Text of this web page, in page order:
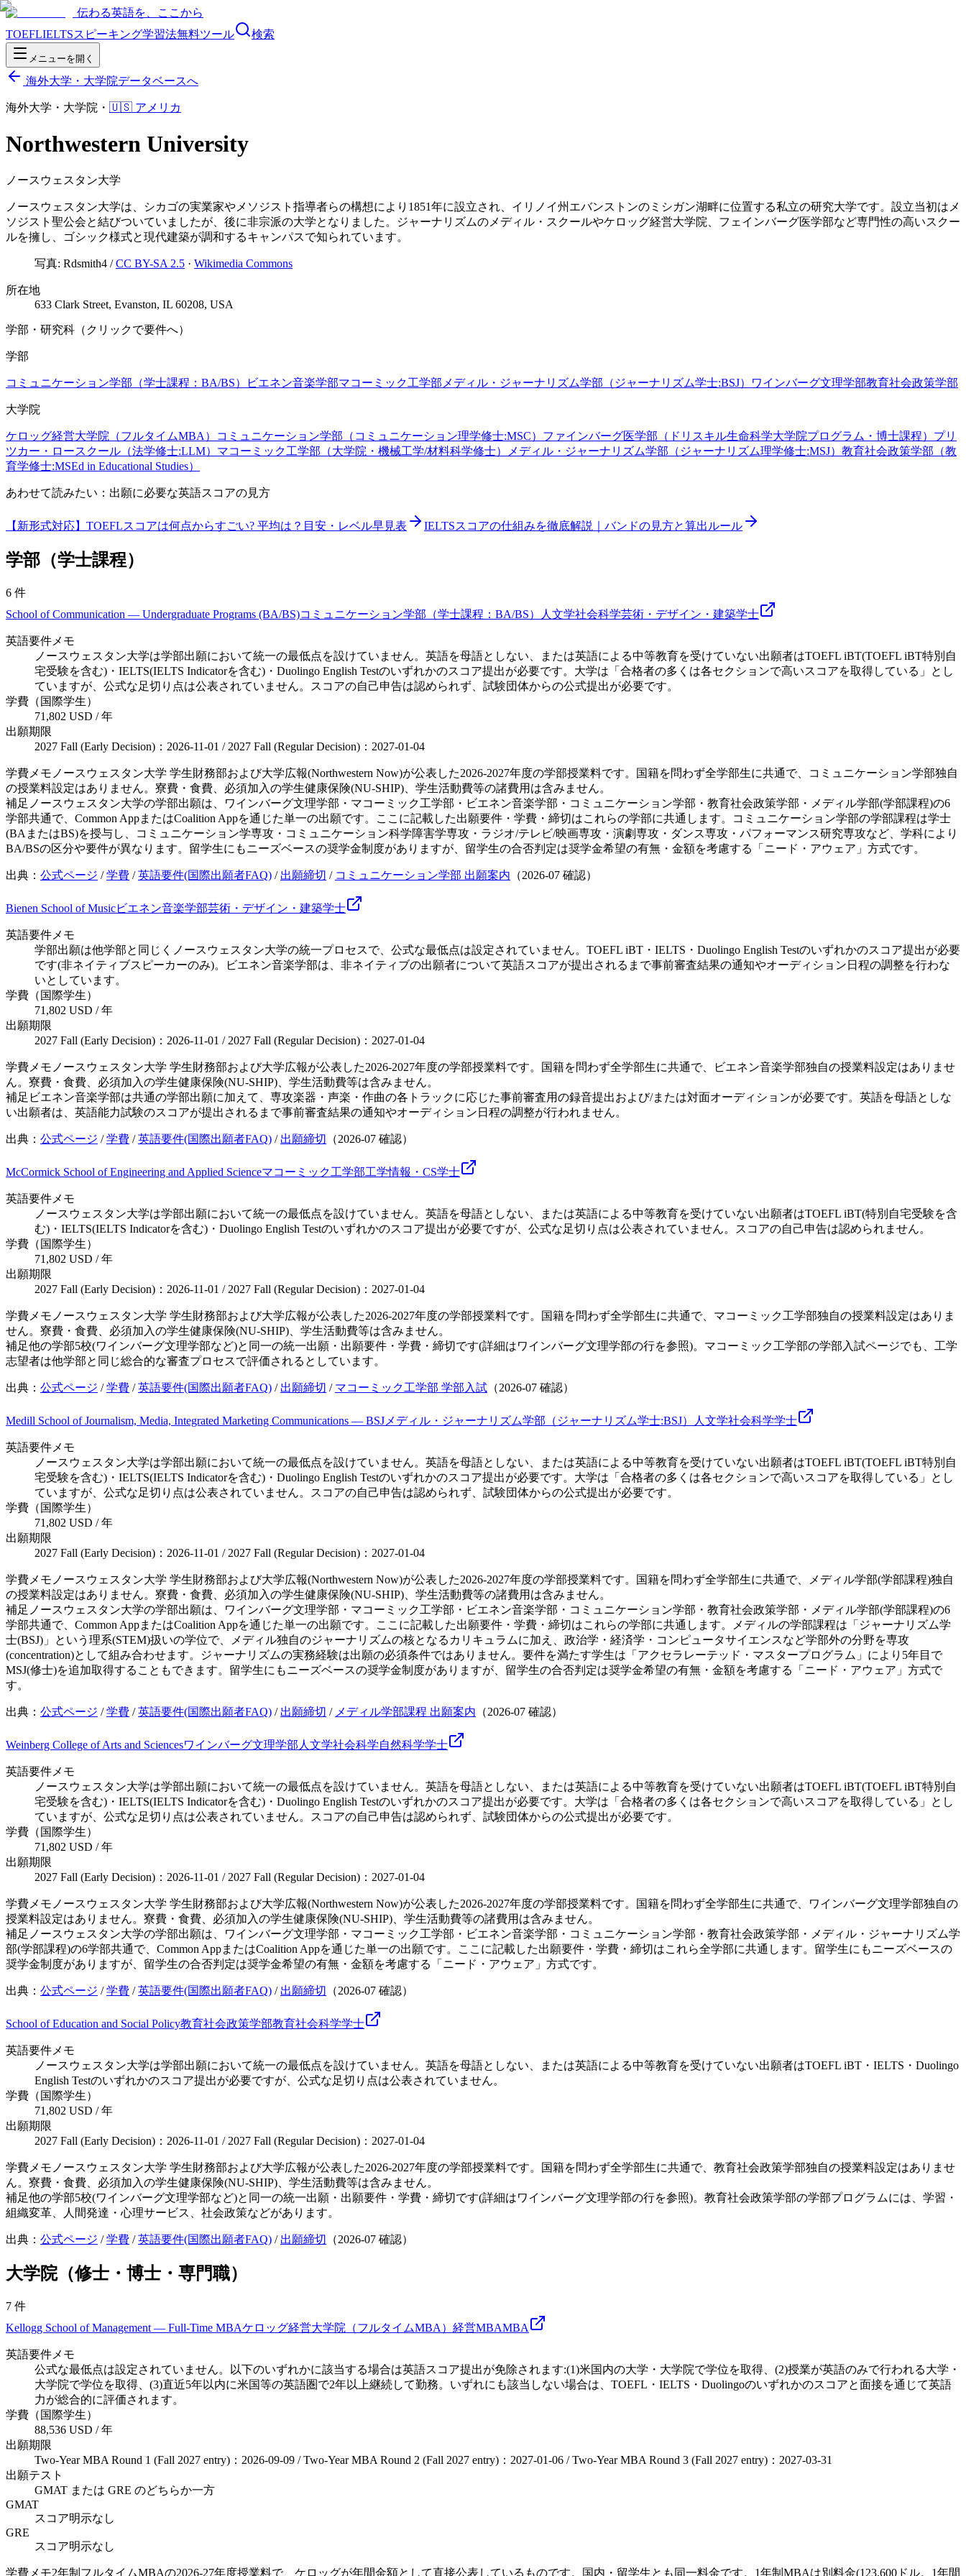
伝わる英語を、ここから
TOEFLIELTSスピーキング学習法無料ツール 検索
メニューを開く
海外大学・大学院データベースへ
海外大学・大学院 ・ 🇺🇸 アメリカ
Northwestern University
ノースウェスタン大学
ノースウェスタン大学は、シカゴの実業家やメソジスト指導者らの構想により1851年に設立され、イリノイ州エバンストンのミシガン湖畔に位置する私立の研究大学です。設立当初はメ
ソジスト聖公会と結びついていましたが、後に非宗派の大学となりました。ジャーナリズムのメディル・スクールやケロッグ経営大学院、フェインバーグ医学部など専門性の高いスクー
ルを擁し、ゴシック様式と現代建築が調和するキャンパスで知られています。
写真: Rdsmith4 /CC BY-SA 2.5 · Wikimedia Commons
所在地
633 Clark Street, Evanston, IL 60208, USA
学部・研究科（クリックで要件へ）
学部
コミュニケーション学部（学士課程：BA/BS） ビエネン音楽学部マコーミック工学部 メディル・ジャーナリズム学部（ジャーナリズム学士:BSJ） ワインバーグ文理学部教育社会政策学部
大学院
ケロッグ経営大学院（フルタイムMBA） コミュニケーション学部（コミュニケーション理学修士:MSC） ファインバーグ医学部（ドリスキル生命科学大学院プログラム・博士課程） プリ
ツカー・ロースクール（法学修士:LLM） マコーミック工学部（大学院・機械工学/材料科学修士） メディル・ジャーナリズム学部（ジャーナリズム理学修士:MSJ） 教育社会政策学部（教
育学修士:MSEd in Educational Studies）
あわせて読みたい：出願に必要な英語スコアの見方
【新形式対応】TOEFLスコアは何点からすごい? 平均は？目安・レベル早見表 IELTSスコアの仕組みを徹底解説｜バンドの見方と算出ルール
学部（学士課程）
6 件
School of Communication — Undergraduate Programs (BA/BS)コミュニケーション学部（学士課程：BA/BS） 人文学社会科学芸術・デザイン・建築学士
英語要件メモ
ノースウェスタン大学は学部出願において統一の最低点を設けていません。英語を母語としない、または英語による中等教育を受けていない出願者はTOEFL iBT(TOEFL iBT特別自
宅受験を含む)・IELTS(IELTS Indicatorを含む)・Duolingo English Testのいずれかのスコア提出が必要です。大学は「合格者の多くは各セクションで高いスコアを取得している」とし
ていますが、公式な足切り点は公表されていません。スコアの自己申告は認められず、試験団体からの公式提出が必要です。
学費（国際学生）
71,802 USD / 年
出願期限
2027 Fall (Early Decision)：2026-11-01 / 2027 Fall (Regular Decision)：2027-01-04
学費メモ ノースウェスタン大学 学生財務部および大学広報(Northwestern Now)が公表した2026-2027年度の学部授業料です。国籍を問わず全学部生に共通で、コミュニケーション学部独自
の授業料設定はありません。寮費・食費、必須加入の学生健康保険(NU-SHIP)、学生活動費等の諸費用は含みません。
補足 ノースウェスタン大学の学部出願は、ワインバーグ文理学部・マコーミック工学部・ビエネン音楽学部・コミュニケーション学部・教育社会政策学部・メディル学部(学部課程)の6
学部共通で、Common AppまたはCoalition Appを通じた単一の出願です。ここに記載した出願要件・学費・締切はこれらの学部に共通します。コミュニケーション学部の学部課程は学士
(BAまたはBS)を授与し、コミュニケーション学専攻・コミュニケーション科学障害学専攻・ラジオ/テレビ/映画専攻・演劇専攻・ダンス専攻・パフォーマンス研究専攻など、学科により
BA/BSの区分や要件が異なります。留学生にもニーズベースの奨学金制度がありますが、留学生の合否判定は奨学金希望の有無・金額を考慮する「ニード・アウェア」方式です。
出典： 公式ページ /学費 /英語要件(国際出願者FAQ) / 出願締切 / コミュニケーション学部 出願案内 （2026-07 確認）
Bienen School of Musicビエネン音楽学部芸術・デザイン・建築学士
英語要件メモ
学部出願は他学部と同じくノースウェスタン大学の統一プロセスで、公式な最低点は設定されていません。TOEFL iBT・IELTS・Duolingo English Testのいずれかのスコア提出が必要
です(非ネイティブスピーカーのみ)。ビエネン音楽学部は、非ネイティブの出願者について英語スコアが提出されるまで事前審査結果の通知やオーディション日程の調整を行わな
いとしています。
学費（国際学生）
71,802 USD / 年
出願期限
2027 Fall (Early Decision)：2026-11-01 / 2027 Fall (Regular Decision)：2027-01-04
学費メモ ノースウェスタン大学 学生財務部および大学広報が公表した2026-2027年度の学部授業料です。国籍を問わず全学部生に共通で、ビエネン音楽学部独自の授業料設定はありませ
ん。寮費・食費、必須加入の学生健康保険(NU-SHIP)、学生活動費等は含みません。
補足 ビエネン音楽学部は共通の学部出願に加えて、専攻楽器・声楽・作曲の各トラックに応じた事前審査用の録音提出および/または対面オーディションが必要です。英語を母語としな
い出願者は、英語能力試験のスコアが提出されるまで事前審査結果の通知やオーディション日程の調整が行われません。
出典： 公式ページ /学費 /英語要件(国際出願者FAQ) / 出願締切 （2026-07 確認）
McCormick School of Engineering and Applied Scienceマコーミック工学部工学情報・CS学士
英語要件メモ
ノースウェスタン大学は学部出願において統一の最低点を設けていません。英語を母語としない、または英語による中等教育を受けていない出願者はTOEFL iBT(特別自宅受験を含
む)・IELTS(IELTS Indicatorを含む)・Duolingo English Testのいずれかのスコア提出が必要ですが、公式な足切り点は公表されていません。スコアの自己申告は認められません。
学費（国際学生）
71,802 USD / 年
出願期限
2027 Fall (Early Decision)：2026-11-01 / 2027 Fall (Regular Decision)：2027-01-04
学費メモ ノースウェスタン大学 学生財務部および大学広報が公表した2026-2027年度の学部授業料です。国籍を問わず全学部生に共通で、マコーミック工学部独自の授業料設定はありま
せん。寮費・食費、必須加入の学生健康保険(NU-SHIP)、学生活動費等は含みません。
補足他の学部5校(ワインバーグ文理学部など)と同一の統一出願・出願要件・学費・締切です(詳細はワインバーグ文理学部の行を参照)。マコーミック工学部の学部入試ページでも、工学
志望者は他学部と同じ総合的な審査プロセスで評価されるとしています。
出典： 公式ページ /学費 /英語要件(国際出願者FAQ) / 出願締切 / マコーミック工学部 学部入試 （2026-07 確認）
Medill School of Journalism, Media, Integrated Marketing Communications — BSJ メディル・ジャーナリズム学部（ジャーナリズム学士:BSJ） 人文学社会科学学士
英語要件メモ
ノースウェスタン大学は学部出願において統一の最低点を設けていません。英語を母語としない、または英語による中等教育を受けていない出願者はTOEFL iBT(TOEFL iBT特別自
宅受験を含む)・IELTS(IELTS Indicatorを含む)・Duolingo English Testのいずれかのスコア提出が必要です。大学は「合格者の多くは各セクションで高いスコアを取得している」とし
ていますが、公式な足切り点は公表されていません。スコアの自己申告は認められず、試験団体からの公式提出が必要です。
学費（国際学生）
71,802 USD / 年
出願期限
2027 Fall (Early Decision)：2026-11-01 / 2027 Fall (Regular Decision)：2027-01-04
学費メモ ノースウェスタン大学 学生財務部および大学広報(Northwestern Now)が公表した2026-2027年度の学部授業料です。国籍を問わず全学部生に共通で、メディル学部(学部課程)独自
の授業料設定はありません。寮費・食費、必須加入の学生健康保険(NU-SHIP)、学生活動費等の諸費用は含みません。
補足 ノースウェスタン大学の学部出願は、ワインバーグ文理学部・マコーミック工学部・ビエネン音楽学部・コミュニケーション学部・教育社会政策学部・メディル学部(学部課程)の6
学部共通で、Common AppまたはCoalition Appを通じた単一の出願です。ここに記載した出願要件・学費・締切はこれらの学部に共通します。メディルの学部課程は「ジャーナリズム学
士(BSJ)」という理系(STEM)扱いの学位で、メディル独自のジャーナリズムの核となるカリキュラムに加え、政治学・経済学・コンピュータサイエンスなど学部外の分野を専攻
(concentration)として組み合わせます。ジャーナリズムの実務経験は出願の必須条件ではありません。要件を満たす学生は「アクセラレーテッド・マスタープログラム」により5年目で
MSJ(修士)を追加取得することもできます。留学生にもニーズベースの奨学金制度がありますが、留学生の合否判定は奨学金希望の有無・金額を考慮する「ニード・アウェア」方式で
す。
出典： 公式ページ /学費 /英語要件(国際出願者FAQ) / 出願締切 / メディル学部課程 出願案内 （2026-07 確認）
Weinberg College of Arts and Sciencesワインバーグ文理学部 人文学社会科学自然科学学士
英語要件メモ
ノースウェスタン大学は学部出願において統一の最低点を設けていません。英語を母語としない、または英語による中等教育を受けていない出願者はTOEFL iBT(TOEFL iBT特別自
宅受験を含む)・IELTS(IELTS Indicatorを含む)・Duolingo English Testのいずれかのスコア提出が必要です。大学は「合格者の多くは各セクションで高いスコアを取得している」とし
ていますが、公式な足切り点は公表されていません。スコアの自己申告は認められず、試験団体からの公式提出が必要です。
学費（国際学生）
71,802 USD / 年
出願期限
2027 Fall (Early Decision)：2026-11-01 / 2027 Fall (Regular Decision)：2027-01-04
学費メモ ノースウェスタン大学 学生財務部および大学広報(Northwestern Now)が公表した2026-2027年度の学部授業料です。国籍を問わず全学部生に共通で、ワインバーグ文理学部独自の
授業料設定はありません。寮費・食費、必須加入の学生健康保険(NU-SHIP)、学生活動費等の諸費用は含みません。
補足 ノースウェスタン大学の学部出願は、ワインバーグ文理学部・マコーミック工学部・ビエネン音楽学部・コミュニケーション学部・教育社会政策学部・メディル・ジャーナリズム学
部(学部課程)の6学部共通で、Common AppまたはCoalition Appを通じた単一の出願です。ここに記載した出願要件・学費・締切はこれら全学部に共通します。留学生にもニーズベースの
奨学金制度がありますが、留学生の合否判定は奨学金希望の有無・金額を考慮する「ニード・アウェア」方式です。
出典： 公式ページ /学費 /英語要件(国際出願者FAQ) / 出願締切 （2026-07 確認）
School of Education and Social Policy教育社会政策学部教育社会科学学士
英語要件メモ
ノースウェスタン大学は学部出願において統一の最低点を設けていません。英語を母語としない、または英語による中等教育を受けていない出願者はTOEFL iBT・IELTS・Duolingo
English Testのいずれかのスコア提出が必要ですが、公式な足切り点は公表されていません。
学費（国際学生）
71,802 USD / 年
出願期限
2027 Fall (Early Decision)：2026-11-01 / 2027 Fall (Regular Decision)：2027-01-04
学費メモ ノースウェスタン大学 学生財務部および大学広報が公表した2026-2027年度の学部授業料です。国籍を問わず全学部生に共通で、教育社会政策学部独自の授業料設定はありませ
ん。寮費・食費、必須加入の学生健康保険(NU-SHIP)、学生活動費等は含みません。
補足他の学部5校(ワインバーグ文理学部など)と同一の統一出願・出願要件・学費・締切です(詳細はワインバーグ文理学部の行を参照)。教育社会政策学部の学部プログラムには、学習・
組織変革、人間発達・心理サービス、社会政策などがあります。
出典： 公式ページ /学費 /英語要件(国際出願者FAQ) / 出願締切 （2026-07 確認）
大学院（修士・博士・専門職）
7 件
Kellogg School of Management — Full-Time MBAケロッグ経営大学院（フルタイムMBA） 経営MBAMBA
英語要件メモ
公式な最低点は設定されていません。以下のいずれかに該当する場合は英語スコア提出が免除されます:(1)米国内の大学・大学院で学位を取得、(2)授業が英語のみで行われる大学・
大学院で学位を取得、(3)直近5年以内に米国等の英語圏で2年以上継続して勤務。いずれにも該当しない場合は、TOEFL・IELTS・Duolingoのいずれかのスコアと面接を通じて英語
力が総合的に評価されます。
学費（国際学生）
88,536 USD / 年
出願期限
Two-Year MBA Round 1 (Fall 2027 entry)：2026-09-09 / Two-Year MBA Round 2 (Fall 2027 entry)：2027-01-06 / Two-Year MBA Round 3 (Fall 2027 entry)：2027-03-31
出願テスト
GMAT または GRE のどちらか一方
GMAT
スコア明示なし
GRE
スコア明示なし
学費メモ2年制フルタイムMBAの2026-27年度授業料で、ケロッグが年間金額として直接公表しているものです。国内・留学生とも同一料金です。1年制MBAは別料金(123,600ドル。1年間